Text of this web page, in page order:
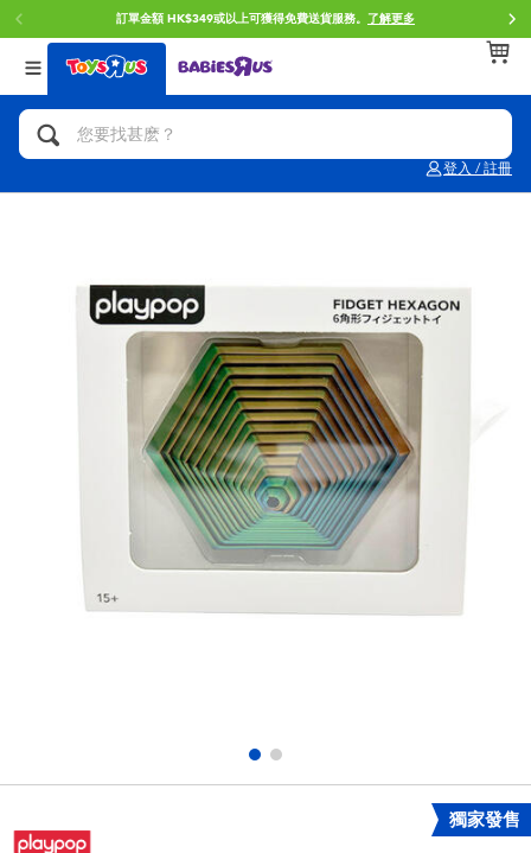
訂單金額 HK$349或以上可獲得免費送貨服務。 了解更多
登入 / 註冊
返回
分類目錄
人氣英雄,角色扮演,射擊玩具
玩具車,貨車,火車及遙控系列
手工藝,文具,蠟筆,泥膠,畫板
娃娃, 芭比,收藏公仔
電子玩具
遊戲及拼圖系列
返回
品牌
Brunch Brother 早午餐兄弟
Mini Brands
Play-Doh培樂多
Pokemon寶可夢
playpop
LEGO樂高
返回
年齢
0~2歳
8~11歳
14歳以上
獨家發售